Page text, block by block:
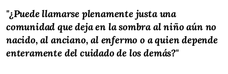
"¿Puede llamarse plenamente justa una
comunidad que deja en la sombra al niño aún no
nacido, al anciano, al enfermo o a quien depende
enteramente del cuidado de los demás?"